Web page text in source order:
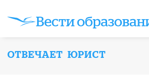
ОТВЕЧАЕТ ЮРИСТ